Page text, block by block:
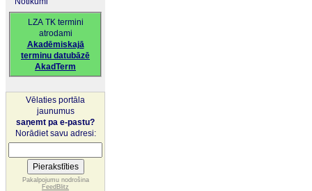
LZA TK termini
atrodami
Akadēmiskajā
terminu datubāzē
AkadTerm
Vēlaties portāla
jaunumus
saņemt pa e-pastu?
Norādiet savu adresi:
Pakalpojumu nodrošina
FeedBlitz